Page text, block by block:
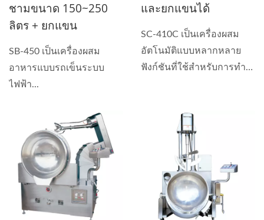
ชามขนาด 150~250
ลิตร + ยกแขน
SB-450 เป็นเครื่องผสม
อาหารแบบรถเข็นระบบ
ไฟฟ้า...
และยกแขนได้
SC-410C เป็นเครื่องผสม
อัตโนมัติแบบหลากหลาย
ฟังก์ชันที่ใช้สำหรับการทำ